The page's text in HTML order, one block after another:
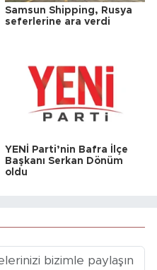
Samsun Shipping, Rusya
seferlerine ara verdi
YENİ Parti’nin Bafra İlçe
Başkanı Serkan Dönüm
oldu